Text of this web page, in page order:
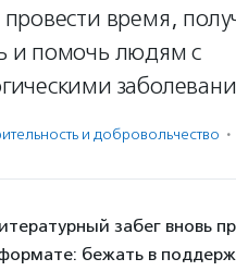
провести время,
и помочь людям с
и доброволь­чест­во ·
забег вновь
бежать в